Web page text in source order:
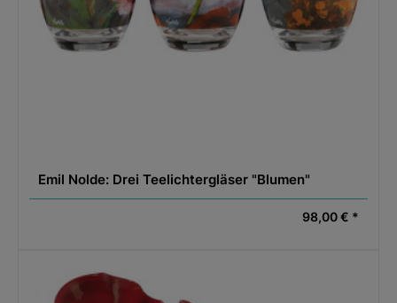
Emil Nolde: Drei Teelichtergläser "Blumen"
98,00 € *